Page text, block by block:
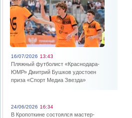
16/07/2026 13:43
Пляжный футболист «Краснодара-
ЮМР» Дмитрий Бушков удостоен
приза «Спорт Медиа Звезда»
24/06/2026 16:34
В Кропоткине состоялся мастер-